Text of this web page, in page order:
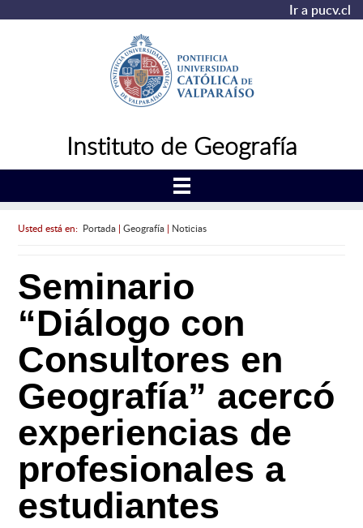
Ir a pucv.cl
Instituto de Geografía
Usted está en: Portada| Geografía| Noticias
Seminario
“Diálogo con
Consultores en
Geografía” acercó
experiencias de
profesionales a
estudiantes